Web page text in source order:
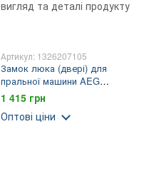
Артикул: 1326207105
Замок люка (двері) для
пральної машини AEG
(1326207105)
1 415 грн
Оптові ціни